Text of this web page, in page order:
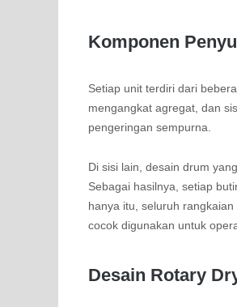
Komponen
Setiap unit terdiri dari
mengangkat agregat, dan
pengeringan sempurna.
Di sisi lain, desain drum
Sebagai hasilnya, setiap
hanya itu, seluruh
cocok digunakan untuk
Desain Rotary